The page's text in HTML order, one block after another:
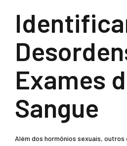
Exames
Sangue
Além dos hormônios sexuais,